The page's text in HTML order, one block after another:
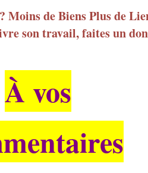
Moins de Biens Plus de
son travail, faites un
À vos